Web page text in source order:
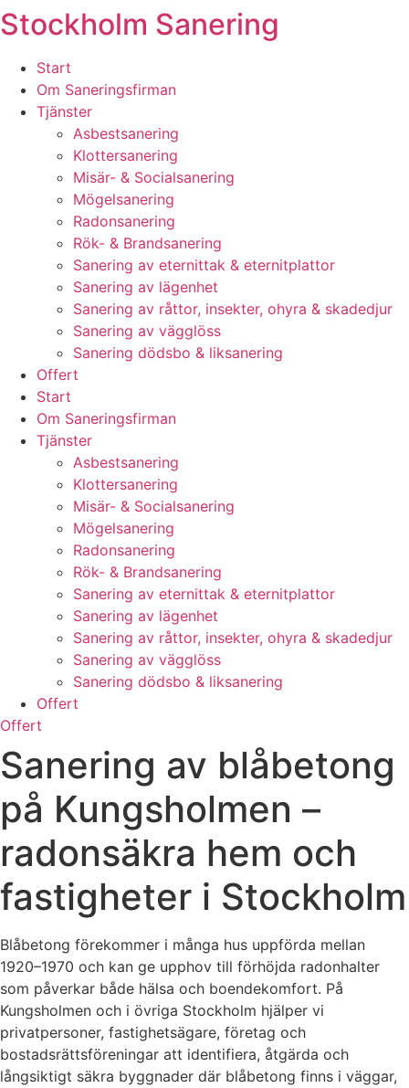
Skip
to
content
Stockholm Sanering
Start
Om Saneringsfirman
Tjänster
Asbestsanering
Klottersanering
Misär- & Socialsanering
Mögelsanering
Radonsanering
Rök- & Brandsanering
Sanering av eternittak & eternitplattor
Sanering av lägenhet
Sanering av råttor, insekter, ohyra & skadedjur
Sanering av vägglöss
Sanering dödsbo & liksanering
Offert
Start
Om Saneringsfirman
Tjänster
Asbestsanering
Klottersanering
Misär- & Socialsanering
Mögelsanering
Radonsanering
Rök- & Brandsanering
Sanering av eternittak & eternitplattor
Sanering av lägenhet
Sanering av råttor, insekter, ohyra & skadedjur
Sanering av vägglöss
Sanering dödsbo & liksanering
Offert
Offert
Sanering av blåbetong
på Kungsholmen –
radonsäkra hem och
fastigheter i Stockholm
Blåbetong förekommer i många hus uppförda mellan
1920–1970 och kan ge upphov till förhöjda radonhalter
som påverkar både hälsa och boendekomfort. På
Kungsholmen och i övriga Stockholm hjälper vi
privatpersoner, fastighetsägare, företag och
bostadsrättsföreningar att identifiera, åtgärda och
långsiktigt säkra byggnader där blåbetong finns i väggar,